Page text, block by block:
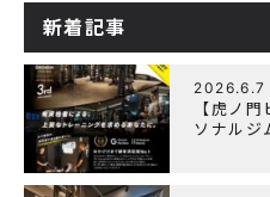
新着記事
2026.6.7
【虎ノ
ソナルジ